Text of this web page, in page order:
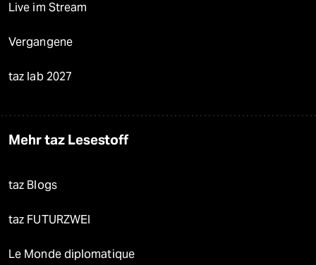
Live im Stream
Vergangene
taz lab 2027
Mehr taz Lesestoff
taz Blogs
taz FUTURZWEI
Le Monde diplomatique